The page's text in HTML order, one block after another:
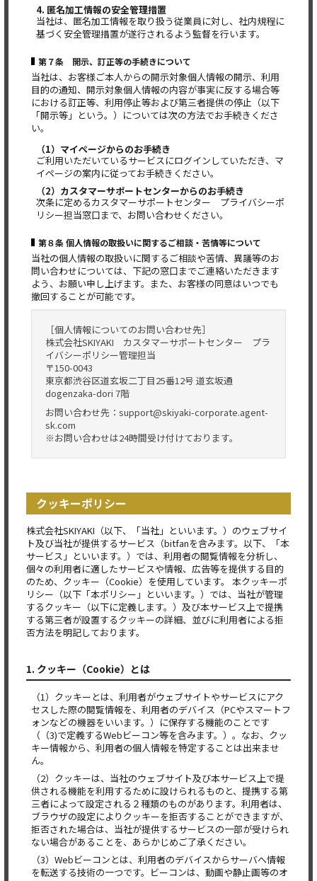
4. 匿名加工情報の安全管理措置
当社は、匿名加工情報を取り扱う従業員に対し、社内規程に
基づく安全管理措置が遂行されるよう監督を行います。
第７条 開示、訂正等の手続きについて
当社は、お客様ご本人からの開示対象個人情報の開示、利用
目的の通知、開示対象個人情報の内容が事実に反する場合等
における訂正等、利用停止等および第三者提供の停止（以下
「開示等」という。）については次の方法でお手続きくださ
い。
（1）マイページからのお手続き
ご利用いただいているサービスにログインしていただき、マ
イページの案内に従ってお手続きください。
（2）カスタマーサポートセンターからのお手続き
次条に定めるカスタマーサポートセンター プライバシーポ
リシー担当窓口まで、お問い合わせください。
第８条 個人情報の取扱いに関するご相談・苦情等について
当社の個人情報の取扱いに関するご相談や苦情、異議等のお
問い合わせについては、下記の窓口までご連絡いただきます
よう、お願い申し上げます。また、お客様の同意はいつでも
撤回することが可能です。
［個人情報についてのお問い合わせ先］
株式会社SKIYAKI カスタマーサポートセンター プラ
イバシーポリシー管理担当
〒150-0043
東京都渋谷区道玄坂二丁目25番12号 道玄坂通
dogenzaka-dori 7階
お問い合わせ先：support@skiyaki-corporate.agent-
sk.com
※お問い合わせは24時間受け付けております。
クッキーポリシー
株式会社SKIYAKI（以下、「当社」といいます。）のウェブサイ
ト及び当社が提供するサービス（bitfanを含みます。以下、「本
サービス」といいます。）では、利用者の閲覧情報を分析し、
個々の利用者に適したサービスや情報、広告等を提供する目的
のため、クッキー（Cookie）を使用しています。 本クッキーポ
リシー（以下「本ポリシー」といいます。）では、当社が管理
するクッキー（以下に定義します。）及び本サービス上で提携
する第三者が設置するクッキーの詳細、並びに利用者による拒
否方法を明記しております。
1. クッキー（Cookie）とは
（1）クッキーとは、利用者がウェブサイトやサービスにアク
セスした際の閲覧情報を、利用者のデバイス（PCやスマートフ
ォンなどの機器をいいます。）に保存する機能のことです
（（3)で定義するWebビーコン等を含みます。）。なお、クッ
キー情報から、利用者の個人情報を特定することは出来ませ
ん。
（2）クッキーは、当社のウェブサイト及び本サービス上で提
供される機能を利用するために設けられるものと、提携する第
三者によって設定される２種類のものがあります。利用者は、
ブラウザの設定によりクッキーを拒否することができますが、
拒否された場合は、当社が提供するサービスの一部が受けられ
ない場合があることを、あらかじめご了承ください。
（3）Webビーコンとは、利用者のデバイスからサーバへ情報
を転送する技術の一つです。ビーコンは、動画や静止画等のオ